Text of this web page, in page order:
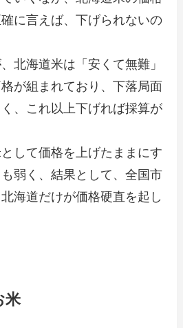
に言えば、下げられないの
北海道米は「安くて無難」
が組まれており、下落局面
、これ以上下げれば採算が
して価格を上げたままにす
弱く、結果として、全国市
海道だけが価格硬直を起し
米